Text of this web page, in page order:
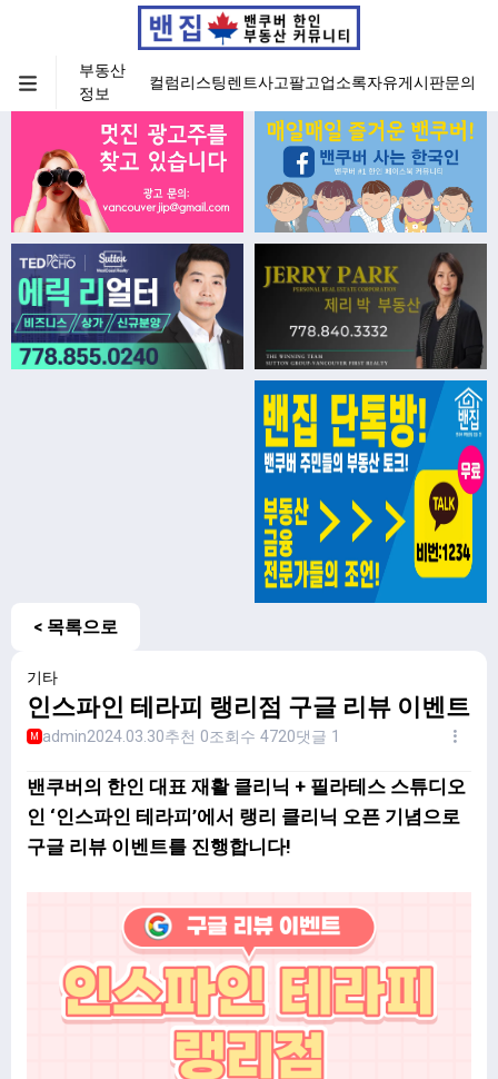
부동산
정보
컬럼리스팅렌트사고팔고업소록자유게시판문의
< 목록으로
기타
인스파인 테라피 랭리점 구글 리뷰 이벤트
M admin2024.03.30추천 0조회수 4720댓글 1
밴쿠버의 한인 대표 재활 클리닉 + 필라테스 스튜디오
인 ‘인스파인 테라피’에서 랭리 클리닉 오픈 기념으로
구글 리뷰 이벤트를 진행합니다!